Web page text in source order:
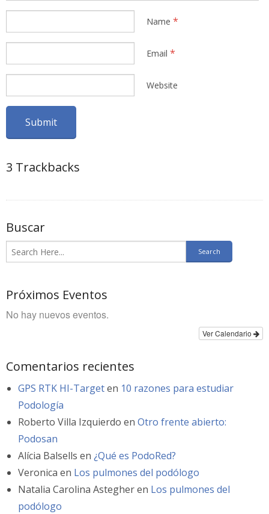
Name *
Email *
Website
3 Trackbacks
Buscar
Próximos Eventos
No hay nuevos eventos.
Ver Calendario
Comentarios recientes
GPS RTK HI-Targeten 10 razones para estudiar
Podología
Roberto Villa Izquierdo en Otro frente abierto:
Podosan
Alícia Balsells en ¿Qué es PodoRed?
Veronica en Los pulmones del podólogo
Natalia Carolina Astegheren Los pulmones del
podólogo